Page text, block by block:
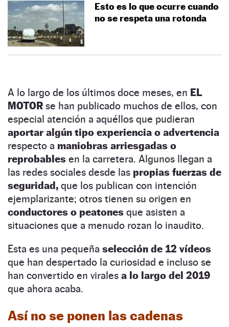
Esto es lo que ocurre cuando
no se respeta una rotonda
A lo largo de los últimos doce meses, en EL
MOTOR se han publicado muchos de ellos, con
especial atención a aquéllos que pudieran
aportar algún tipo experiencia o advertencia
respecto a maniobras arriesgadas o
reprobables en la carretera. Algunos llegan a
las redes sociales desde las propias fuerzas de
seguridad, que los publican con intención
ejemplarizante; otros tienen su origen en
conductores o peatones que asisten a
situaciones que a menudo rozan lo inaudito.
Esta es una pequeña selección de 12 vídeos
que han despertado la curiosidad e incluso se
han convertido en virales a lo largo del 2019
que ahora acaba.
Así no se ponen las cadenas